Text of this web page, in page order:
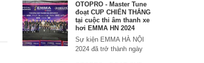
OTOPRO - Master Tune
đoạt CUP CHIẾN THẮNG
tại cuộc thi âm thanh xe
hơi EMMA HN 2024
Sự kiện EMMA HÀ NỘI
2024 đã trở thành ngày